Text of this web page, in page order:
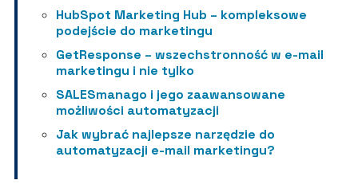
HubSpot Marketing Hub – kompleksowe
podejście do marketingu
GetResponse – wszechstronność w e-mail
marketingu i nie tylko
SALESmanago i jego zaawansowane
możliwości automatyzacji
Jak wybrać najlepsze narzędzie do
automatyzacji e-mail marketingu?